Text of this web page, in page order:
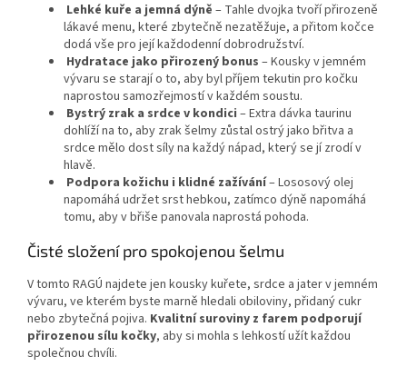
Lehké kuře a jemná dýně – Tahle dvojka tvoří přirozeně
lákavé menu, které zbytečně nezatěžuje, a přitom kočce
dodá vše pro její každodenní dobrodružství.
Hydratace jako přirozený bonus – Kousky v jemném
vývaru se starají o to, aby byl příjem tekutin pro kočku
naprostou samozřejmostí v každém soustu.
Bystrý zrak a srdce v kondici – Extra dávka taurinu
dohlíží na to, aby zrak šelmy zůstal ostrý jako břitva a
srdce mělo dost síly na každý nápad, který se jí zrodí v
hlavě.
Podpora kožichu i klidné zažívání– Lososový olej
napomáhá udržet srst hebkou, zatímco dýně napomáhá
tomu, aby v břiše panovala naprostá pohoda.
Čisté složení pro spokojenou šelmu
V tomto RAGÚ najdete jen kousky kuřete, srdce a jater v jemném
vývaru, ve kterém byste marně hledali obiloviny, přidaný cukr
nebo zbytečná pojiva. Kvalitní suroviny z farem podporují
přirozenou sílu kočky, aby si mohla s lehkostí užít každou
společnou chvíli.